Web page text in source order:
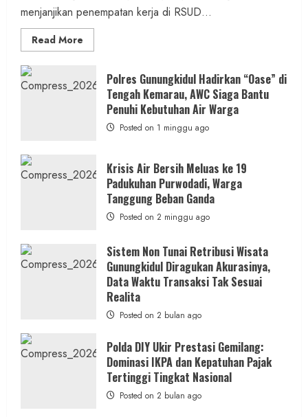
menjanjikan penempatan kerja di RSUD...
Read More
more
Penipuan
Masuk
RSUD
Wonosari
Seret
Oknum
Polres Gunungkidul Hadirkan “Oase” di
Tengah Kemarau, AWC Siaga Bantu
Penuhi Kebutuhan Air Warga
Posted on 1 minggu ago
Krisis Air Bersih Meluas ke 19
Padukuhan Purwodadi, Warga
Tanggung Beban Ganda
Posted on 2 minggu ago
Sistem Non Tunai Retribusi Wisata
Gunungkidul Diragukan Akurasinya,
Data Waktu Transaksi Tak Sesuai
Realita
Posted on 2 bulan ago
Polda DIY Ukir Prestasi Gemilang:
Dominasi IKPA dan Kepatuhan Pajak
Tertinggi Tingkat Nasional
Posted on 2 bulan ago